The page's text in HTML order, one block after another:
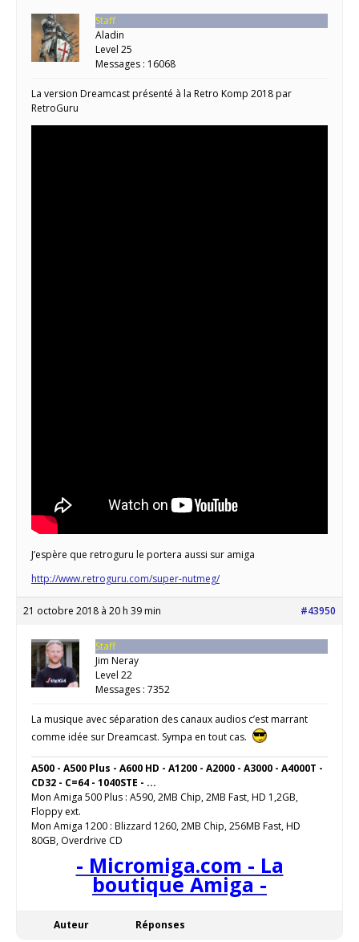
Staff
Aladin
Level 25
Messages : 16068
La version Dreamcast présenté à la Retro Komp 2018 par
RetroGuru
J’espère que retroguru le portera aussi sur amiga
http://www.retroguru.com/super-nutmeg/
21 octobre 2018 à 20 h 39 min #43950
Staff
Jim Neray
Level 22
Messages : 7352
La musique avec séparation des canaux audios c’est marrant
comme idée sur Dreamcast. Sympa en tout cas.
A500 - A500 Plus - A600 HD - A1200 - A2000 - A3000 - A4000T -
CD32 - C=64 - 1040STE - ...
Mon Amiga 500 Plus : A590, 2MB Chip, 2MB Fast, HD 1,2GB,
Floppy ext.
Mon Amiga 1200 : Blizzard 1260, 2MB Chip, 256MB Fast, HD
80GB, Overdrive CD
- Micromiga.com - La
boutique Amiga -
Auteur Réponses